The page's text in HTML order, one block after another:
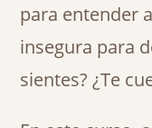
para entender
insegura para
sientes? ¿Te